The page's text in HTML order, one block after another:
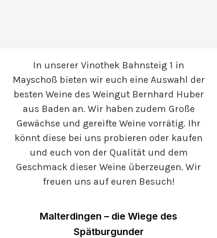
In unserer Vinothek Bahnsteig 1 in
Mayschoß bieten wir euch eine Auswahl der
besten Weine des Weingut Bernhard Huber
aus Baden an. Wir haben zudem Große
Gewächse und gereifte Weine vorrätig. Ihr
könnt diese bei uns probieren oder kaufen
und euch von der Qualität und dem
Geschmack dieser Weine überzeugen. Wir
freuen uns auf euren Besuch!
Malterdingen – die Wiege des
Spätburgunder